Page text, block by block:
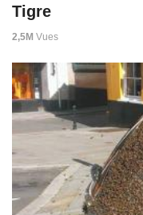
Tigre
2,5M Vues